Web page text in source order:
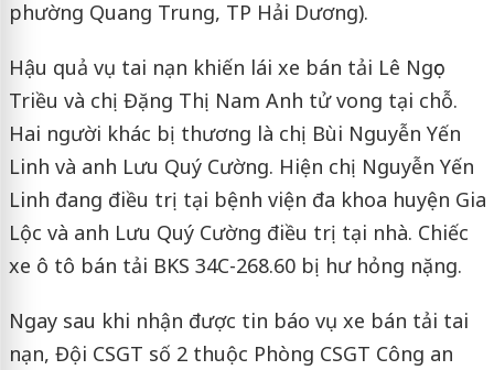
phường Quang Trung, TP Hải Dương).
Hậu quả vụ tai nạn khiến lái xe bán tải Lê Ngọc
Triều và chị Đặng Thị Nam Anh tử vong tại chỗ.
Hai người khác bị thương là chị Bùi Nguyễn Yến
Linh và anh Lưu Quý Cường. Hiện chị Nguyễn Yến
Linh đang điều trị tại bệnh viện đa khoa huyện Gia
Lộc và anh Lưu Quý Cường điều trị tại nhà. Chiếc
xe ô tô bán tải BKS 34C-268.60 bị hư hỏng nặng.
Ngay sau khi nhận được tin báo vụ xe bán tải tai
nạn, Đội CSGT số 2 thuộc Phòng CSGT Công an